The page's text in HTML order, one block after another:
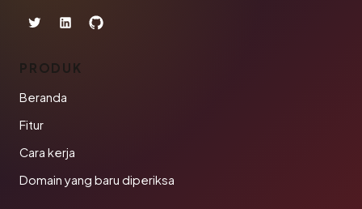
PRODUK
Beranda
Fitur
Cara kerja
Domain yang baru diperiksa